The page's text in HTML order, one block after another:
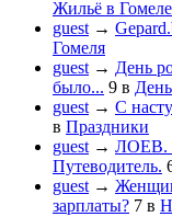
Жильё в Гомеле
guest →
Гомеля
guest → День
было... 9 в
guest → С
в Праздники
guest → ЛОЕВ.
Путеводитель.
guest →
зарплаты? 7 в